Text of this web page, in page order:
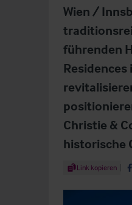
Wien /
führenden
Christie &
historische
Share Article
Link kopieren